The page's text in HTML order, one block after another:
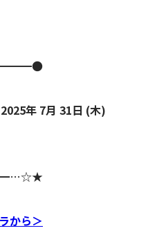
年 7月 31日 (木)
から＞